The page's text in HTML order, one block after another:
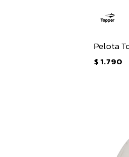
Pelota
$ 1.790